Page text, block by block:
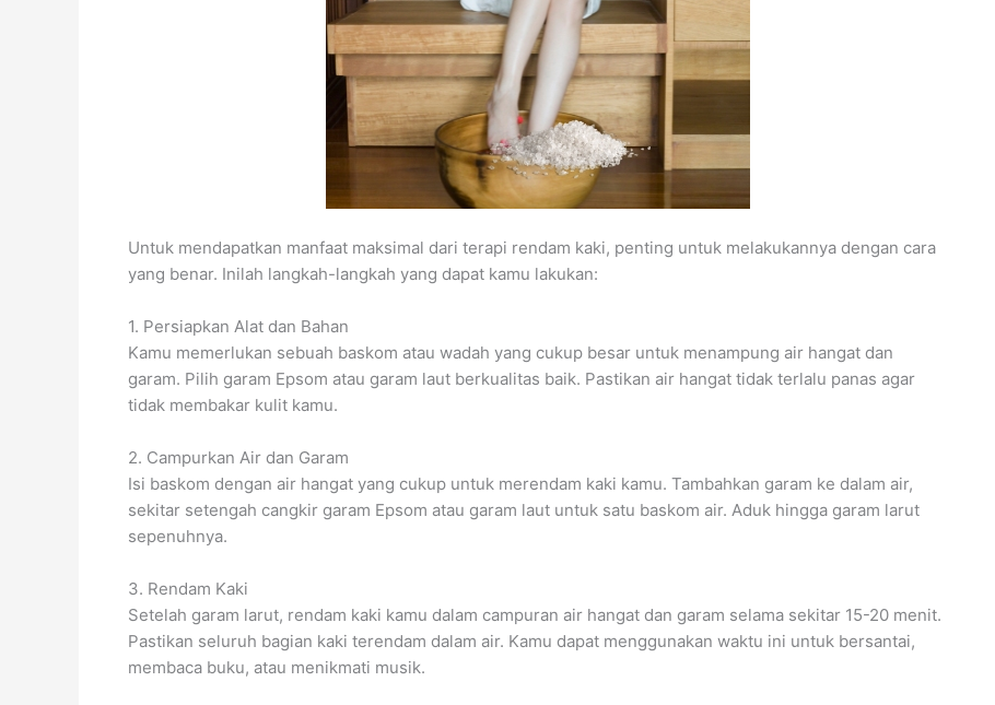
Untuk mendapatkan manfaat maksimal dari terapi rendam kaki, penting untuk melakukannya dengan cara
yang benar. Inilah langkah-langkah yang dapat kamu lakukan:
1. Persiapkan Alat dan Bahan
Kamu memerlukan sebuah baskom atau wadah yang cukup besar untuk menampung air hangat dan
garam. Pilih garam Epsom atau garam laut berkualitas baik. Pastikan air hangat tidak terlalu panas agar
tidak membakar kulit kamu.
2. Campurkan Air dan Garam
Isi baskom dengan air hangat yang cukup untuk merendam kaki kamu. Tambahkan garam ke dalam air,
sekitar setengah cangkir garam Epsom atau garam laut untuk satu baskom air. Aduk hingga garam larut
sepenuhnya.
3. Rendam Kaki
Setelah garam larut, rendam kaki kamu dalam campuran air hangat dan garam selama sekitar 15-20 menit.
Pastikan seluruh bagian kaki terendam dalam air. Kamu dapat menggunakan waktu ini untuk bersantai,
membaca buku, atau menikmati musik.